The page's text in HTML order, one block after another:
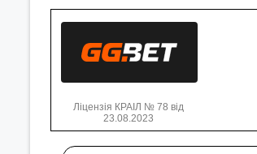
Ліцензія КРАІЛ № 78 від
23.08.2023